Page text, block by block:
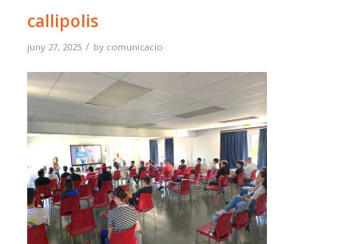
callipolis
juny 27, 2025 / by comunicacio